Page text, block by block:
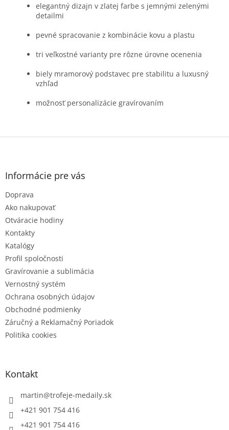
elegantný dizajn v zlatej farbe s jemnými zelenými
detailmi
pevné spracovanie z kombinácie kovu a plastu
tri veľkostné varianty pre rôzne úrovne ocenenia
biely mramorový podstavec pre stabilitu a luxusný
vzhľad
možnosť personalizácie gravírovaním
Z
Informácie pre vás
Doprava
Ako nakupovať
Otváracie hodiny
Kontakty
Katalógy
Profil spoločnosti
Gravírovanie a sublimácia
Vernostný systém
Ochrana osobných údajov
Obchodné podmienky
Záručný a Reklamačný Poriadok
Politika cookies
Kontakt
martin@trofeje-medaily.sk
+421 901 754 416
+421 901 754 416